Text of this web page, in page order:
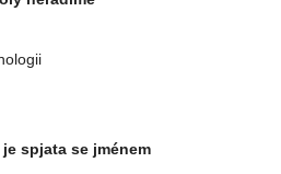
spjata se jménem